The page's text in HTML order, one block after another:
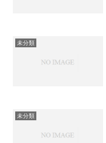
未分類
未分類